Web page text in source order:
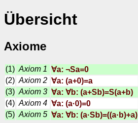
Übersicht
Axiome
(1) Axiom 1 ∀a: ¬Sa=0
(2) Axiom 2 ∀a: (a+0)=a
(3) Axiom 3 ∀a: ∀b: (a+Sb)=S(a+b)
(4) Axiom 4 ∀a: (a·0)=0
(5) Axiom 5 ∀a: ∀b: (a·Sb)=((a·b)+a)